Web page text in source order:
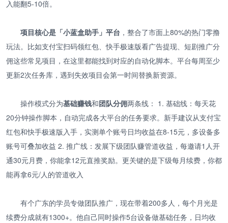
入能翻5-10倍。
项目核心是「小蓝盒助手」平台 ，整合了市面上80%的热门零撸
玩法。比如支付宝扫码领红包、快手极速版看广告提现、短剧推广分
佣这些常见项目，在这里都能找到对应的自动化脚本。平台每周至少
更新2次任务库，遇到失效项目会第一时间替换新资源。
操作模式分为基础赚钱和团队分佣两条线： 1. 基础线：每天花
20分钟操作脚本，自动完成各大平台的任务要求。新手建议从支付宝
红包和快手极速版入手，实测单个账号日均收益在8-15元，多设备多
账号可叠加收益 2. 推广线：发展下级团队赚管道收益，每邀请1人开
通30元月费，你能拿12元直推奖励。更关键的是下级每月续费，你都
能再拿6元/人的管道收入
有个广东的学员专做团队推广，现在带着200多人，每个月光是
续费分成就有1300+。他自己同时操作5台设备做基础任务，日均收